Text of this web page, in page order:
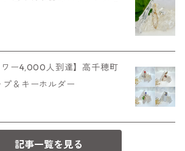
ワー4,000人到達】高千穂町
＆キーホルダー
記事一覧を見る